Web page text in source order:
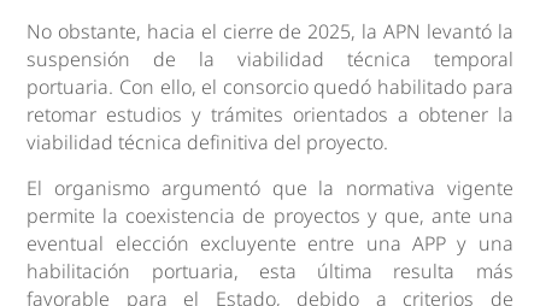
No obstante, hacia el cierre de 2025, la APN levantó la
suspensión de la viabilidad técnica temporal
portuaria. Con ello, el consorcio quedó habilitado para
retomar estudios y trámites orientados a obtener la
viabilidad técnica definitiva del proyecto.
El organismo argumentó que la normativa vigente
permite la coexistencia de proyectos y que, ante una
eventual elección excluyente entre una APP y una
habilitación portuaria, esta última resulta más
favorable para el Estado, debido a criterios de